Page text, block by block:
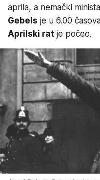
aprila, a nemački
Gebels je u 6.00
Aprilski rat je počeo.